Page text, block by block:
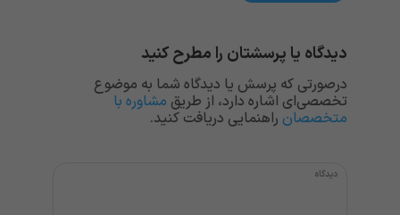
دیدگاه یا پرسشتان را مطرح کنید
درصورتی که پرسش یا دیدگاه شما به موضوع
تخصصی‌ای اشاره دارد، از طریق مشاوره با
متخصصان راهنمایی دریافت کنید.